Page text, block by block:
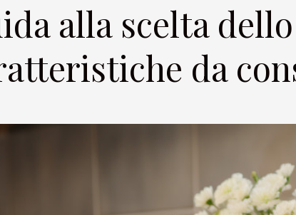
alla scelta
da